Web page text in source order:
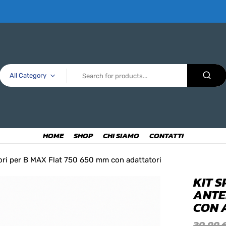
All Category
HOME SHOP CHI SIAMO CONTATTI
per B MAX Flat 750 650 mm con adattatori
KIT
CON